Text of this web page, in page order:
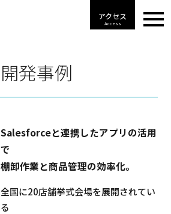
アクセス
Access
開発事例
Salesforceと連携したアプリの活用
で
棚卸作業と商品管理の効率化。
全国に20店舗挙式会場を展開されてい
る